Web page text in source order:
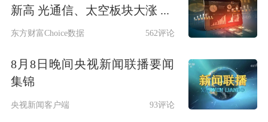
新高 光通信、太空板块大涨 ...
东方财富Choice数据 562评论
8月8日晚间央视新闻联播要闻
集锦
央视新闻客户端 93评论